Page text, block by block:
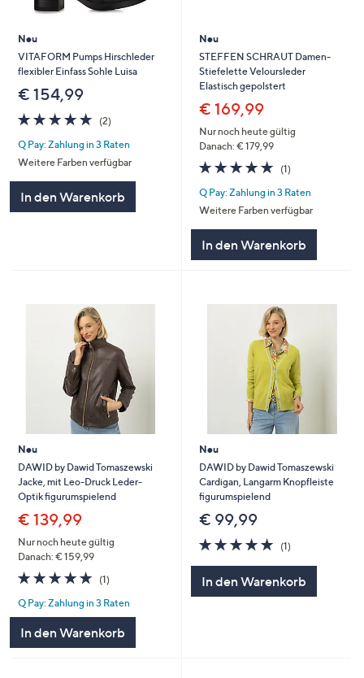
Neu
VITAFORM Pumps Hirschleder
flexibler Einfass Sohle Luisa
€ 154,99
5.0
von
5
(2)
Q Pay: Zahlung in 3 Raten
Weitere Farben verfügbar
In den Warenkorb
Neu
STEFFEN SCHRAUT Damen-
Stiefelette Veloursleder
Elastisch gepolstert
€ 169,99
Nur noch heute gültig
Danach: € 179,99
5.0
von
5
(1)1
Q Pay: Zahlung in 3 Raten
Weitere Farben verfügbar
In den Warenkorb
Neu
DAWID by Dawid Tomaszewski
Jacke, mit Leo-Druck Leder-
Optik figurumspielend
€ 139,99
Nur noch heute gültig
Danach: € 159,99
5.0
von
5
(1)
Q Pay: Zahlung in 3 Raten
In den Warenkorb
Neu
DAWID by Dawid Tomaszewski
Cardigan, Langarm Knopfleiste
figurumspielend
€ 99,99
5.0
von
(1)1
In den Warenkorb